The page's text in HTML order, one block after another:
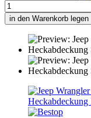
in den Warenkorb legen